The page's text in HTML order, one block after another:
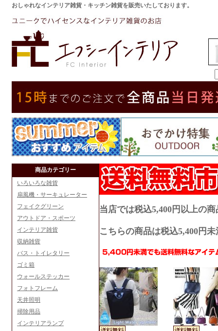
おしゃれなインテリア雑貨・キッチン雑貨を販売いたしております。
商品カテゴリー
いろいろな雑貨
扇風機・サーキュレーター
フェイクグリーン
アウトドア・スポーツ
インテリア雑貨
収納雑貨
バス・トイレタリー
ゴミ箱
ウォールステッカー
フォトフレーム
天井照明
掃除用品
インテリアランプ
当店では税込5,400円以上の
こちらの商品は税込5,400円